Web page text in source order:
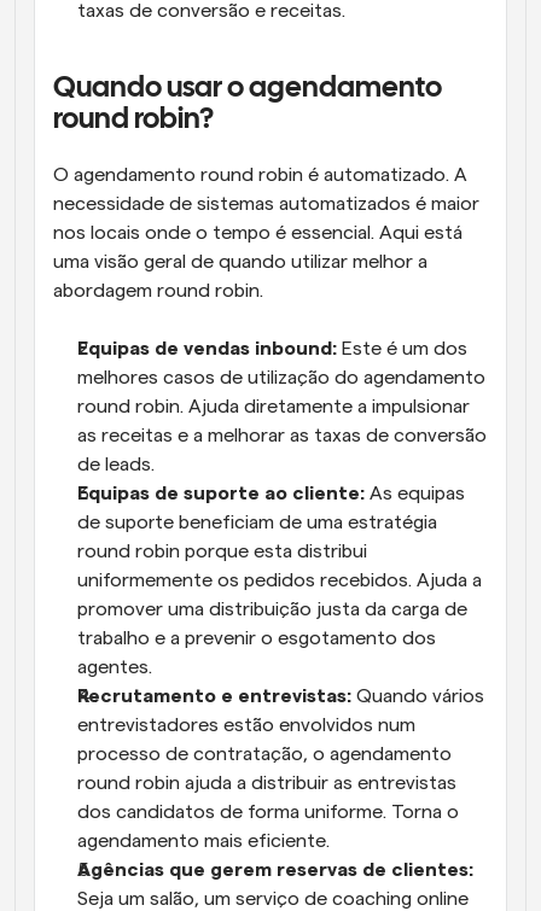
taxas de conversão e receitas.
Quando usar o agendamento
round robin?
O agendamento round robin é automatizado. A
necessidade de sistemas automatizados é maior
nos locais onde o tempo é essencial. Aqui está
uma visão geral de quando utilizar melhor a
abordagem round robin.
Equipas de vendas inbound: Este é um dos
melhores casos de utilização do agendamento
round robin. Ajuda diretamente a impulsionar
as receitas e a melhorar as taxas de conversão
de leads.
Equipas de suporte ao cliente: As equipas
de suporte beneficiam de uma estratégia
round robin porque esta distribui
uniformemente os pedidos recebidos. Ajuda a
promover uma distribuição justa da carga de
trabalho e a prevenir o esgotamento dos
agentes.
Recrutamento e entrevistas: Quando vários
entrevistadores estão envolvidos num
processo de contratação, o agendamento
round robin ajuda a distribuir as entrevistas
dos candidatos de forma uniforme. Torna o
agendamento mais eficiente.
Agências que gerem reservas de clientes:
Seja um salão, um serviço de coaching online